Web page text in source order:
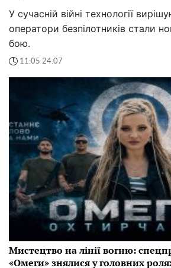
У сучасній війні технології
оператори безпілотників стали
бою.
11:05 24.07
Мистецтво на лінії вогню:
«Омеги» знялися у головних